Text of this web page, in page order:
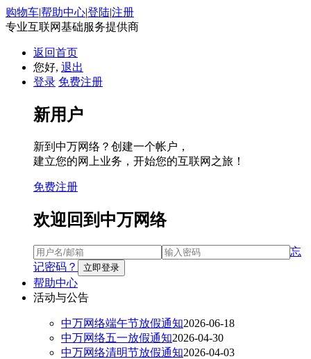
购物车|帮助中心|登陆|注册
专业互联网基础服务提供商
返回首页
您好, 退出
登录 免费注册
新用户
新到中万网络？创建一个帐户，
建立您的网上业务，开始您的互联网之旅！
免费注册
欢迎回到中万网络
忘
记密码？
帮助中心
活动与公告
中万网络端午节放假通知2026-06-18
中万网络五一放假通知2026-04-30
中万网络清明节放假通知2026-04-03